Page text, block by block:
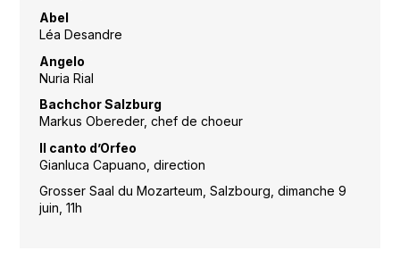
Abel
Léa Desandre
Angelo
Nuria Rial
Bachchor Salzburg
Markus Obereder, chef de choeur
Il canto d’Orfeo
Gianluca Capuano, direction
Grosser Saal du Mozarteum, Salzbourg, dimanche 9
juin, 11h